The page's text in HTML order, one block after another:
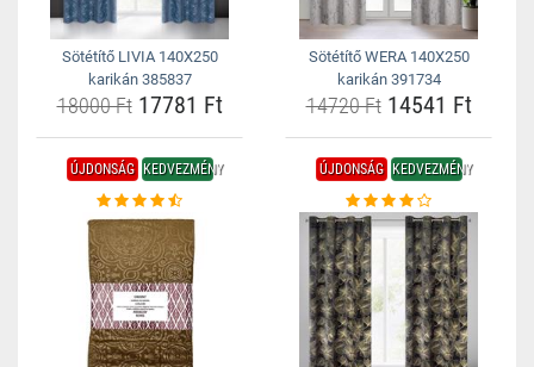
Sötétítő LIVIA 140X250
karikán 385837
18000 Ft17781 Ft
Sötétítő WERA 140X250
karikán 391734
14720 Ft14541 Ft
ÚJDONSÁG KEDVEZMÉNY ÚJDONSÁG KEDVEZMÉNY